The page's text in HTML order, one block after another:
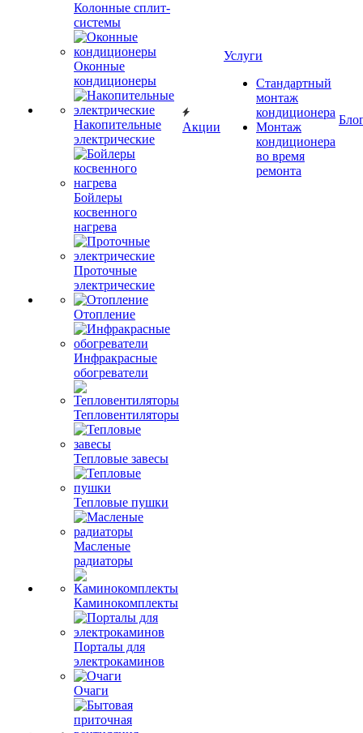
Колонные сплит-
системы
Оконные
кондиционеры
Накопительные
электрические
Бойлеры
косвенного
нагрева
Проточные
электрические
Отопление
Инфракрасные
обогреватели
Тепловентиляторы
Тепловые завесы
Тепловые пушки
Масленые
радиаторы
Каминокомплекты
Порталы для
электрокаминов
Очаги
Акции
Услуги
Стандартный
монтаж
кондиционера
Монтаж
кондиционера
во время
ремонта